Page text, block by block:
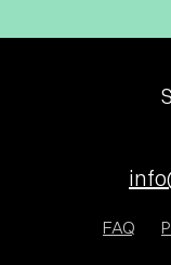
FAQ